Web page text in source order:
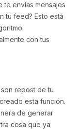
te envías mensajes
tu feed? Esto está
con tus
repost de tu
esta función.
de generar
cosa que ya